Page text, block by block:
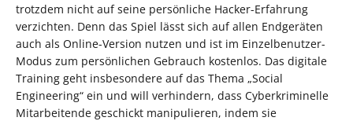
trotzdem nicht auf seine persönliche Hacker-Erfahrung
verzichten. Denn das Spiel lässt sich auf allen Endgeräten
auch als Online-Version nutzen und ist im Einzelbenutzer-
Modus zum persönlichen Gebrauch kostenlos. Das digitale
Training geht insbesondere auf das Thema „Social
Engineering“ ein und will verhindern, dass Cyberkriminelle
Mitarbeitende geschickt manipulieren, indem sie